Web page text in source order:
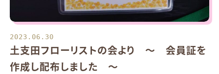
2023.06.30
土支田フローリストの会より ～ 会員証を
作成し配布しました ～